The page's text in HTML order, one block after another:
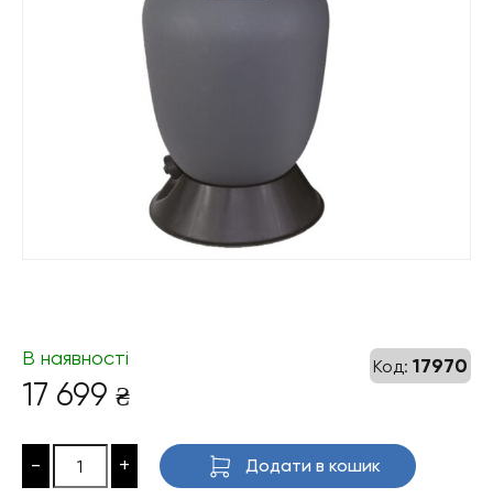
Код: 17970
В наявності
17 699 ₴
- + Додати в кошик